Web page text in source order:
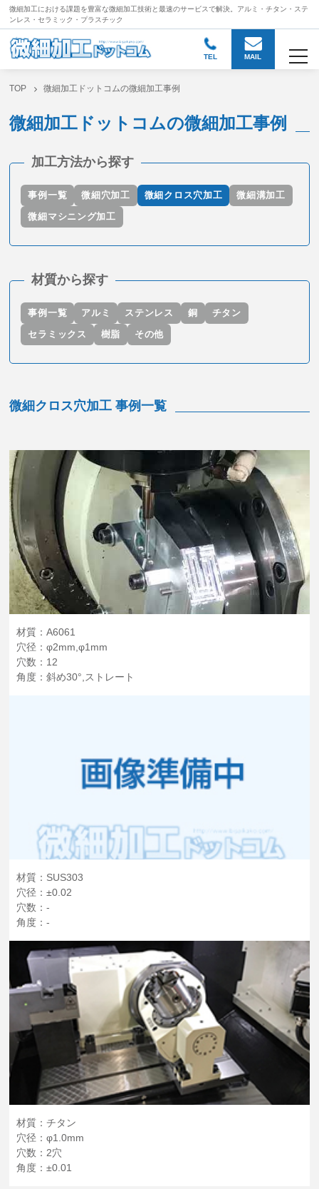
微細加工における課題を豊富な微細加工技術と最速のサービスで解決。アルミ・チタン・ステ
ンレス・セラミック・プラスチック
TEL MAIL
TOP 微細加工ドットコムの微細加工事例
微細加工ドットコムの微細加工事例
加工方法から探す
事例一覧 微細穴加工 微細クロス穴加工
微細溝加工
微細マシニング加工
材質から探す
事例一覧 アルミ ステンレス 銅
チタン
セラミックス
樹脂 その他
微細クロス穴加工 事例一覧
材質：A6061
穴径：φ2mm,φ1mm
穴数：12
角度：斜め30°,ストレート
材質：SUS303
穴径：±0.02
穴数：-
角度：-
材質：チタン
穴径：φ1.0mm
穴数：2穴
角度：±0.01